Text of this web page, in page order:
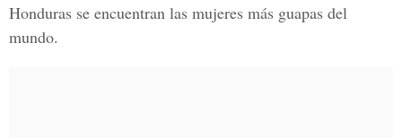
Honduras se encuentran las mujeres más guapas del
mundo.